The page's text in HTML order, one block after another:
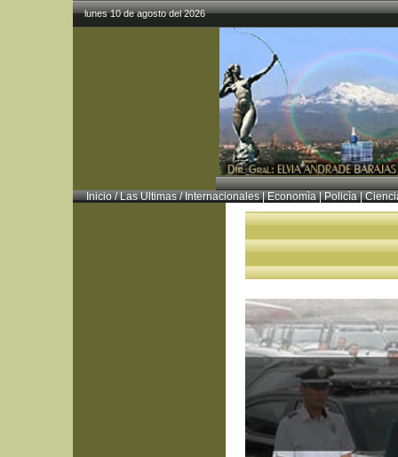
lunes 10 de agosto del 2026
Inicio/Las Ultimas/Internacionales|Economìa|Policìa|